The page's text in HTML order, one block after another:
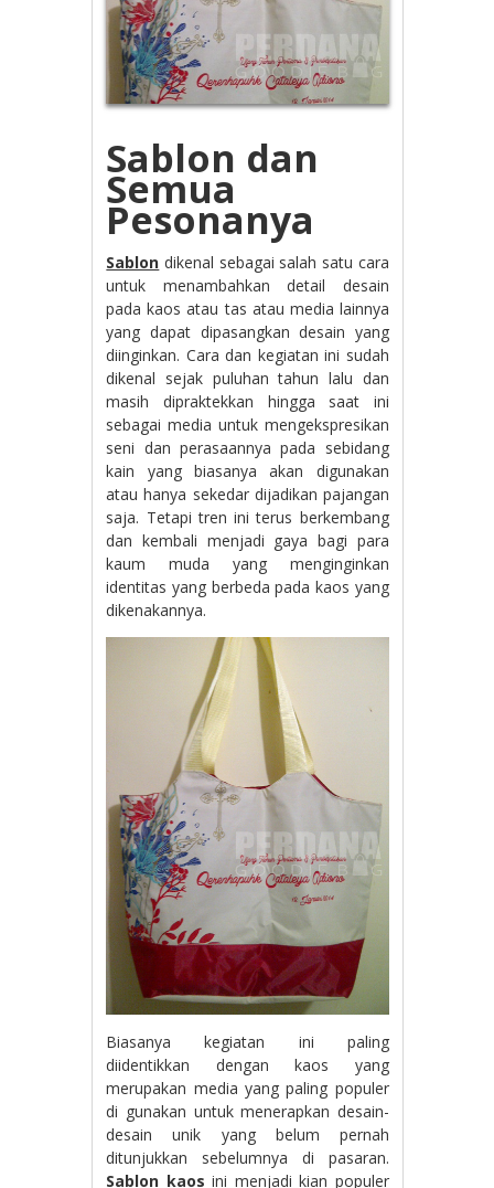
Sablon dan
Semua
Pesonanya
Sablon dikenal sebagai salah satu cara
untuk menambahkan detail desain
pada kaos atau tas atau media lainnya
yang dapat dipasangkan desain yang
diinginkan. Cara dan kegiatan ini sudah
dikenal sejak puluhan tahun lalu dan
masih dipraktekkan hingga saat ini
sebagai media untuk mengekspresikan
seni dan perasaannya pada sebidang
kain yang biasanya akan digunakan
atau hanya sekedar dijadikan pajangan
saja. Tetapi tren ini terus berkembang
dan kembali menjadi gaya bagi para
kaum muda yang menginginkan
identitas yang berbeda pada kaos yang
dikenakannya.
Biasanya kegiatan ini paling
diidentikkan dengan kaos yang
merupakan media yang paling populer
di gunakan untuk menerapkan desain-
desain unik yang belum pernah
ditunjukkan sebelumnya di pasaran.
Sablon kaosini menjadi kian populer